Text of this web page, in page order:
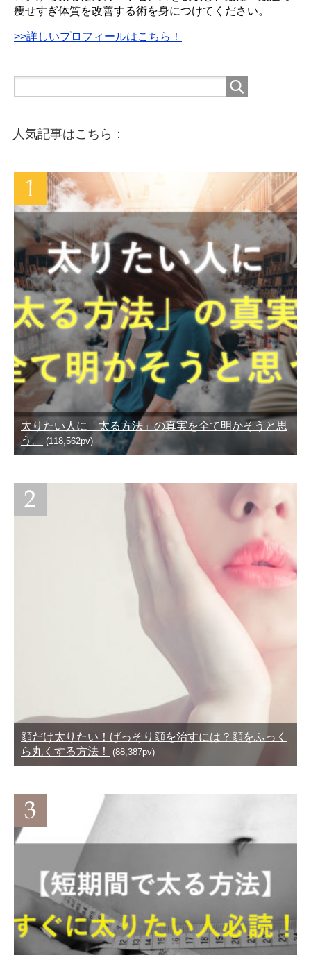
痩せすぎ体質を改善する術を身につけてください。
>>詳しいプロフィールはこちら！
人気記事はこちら：
太りたい人に「太る方法」の真実を全て明かそうと思
う。
(118,562pv)
顔だけ太りたい！げっそり顔を治すには？顔をふっく
ら丸くする方法！
(88,387pv)